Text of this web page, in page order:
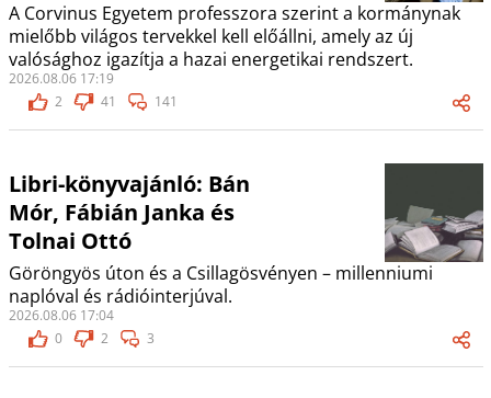
A Corvinus Egyetem professzora szerint a kormánynak
mielőbb világos tervekkel kell előállni, amely az új
valósághoz igazítja a hazai energetikai rendszert.
2026.08.06 17:19
2
41 141
Libri-könyvajánló: Bán
Mór, Fábián Janka és
Tolnai Ottó
Göröngyös úton és a Csillagösvényen – millenniumi
naplóval és rádióinterjúval.
2026.08.06 17:04
0
2 3